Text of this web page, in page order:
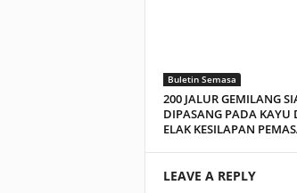
Buletin Semasa
200 JALUR GEMILANG
DIPASANG PADA KAYU
ELAK KESILAPAN
LEAVE A REPLY